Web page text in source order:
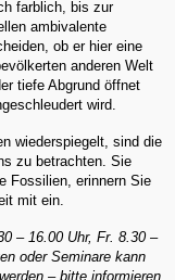
farblich, bis zur
ambivalente
ob er hier eine
anderen Welt
tiefe Abgrund öffnet
wird.
wiederspiegelt, sind die
zu betrachten. Sie
Fossilien, erinnern Sie
mit ein.
– 16.00 Uhr, Fr. 8.30 –
oder Seminare kann
– bitte informieren